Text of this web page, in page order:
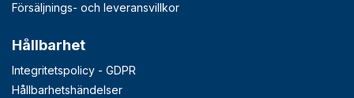
Försäljnings- och leveransvillkor
Hållbarhet
Integritetspolicy - GDPR
Hållbarhetshändelser